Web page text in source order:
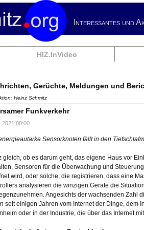
Interessantes und
HIZ.InVideo
Gerüchte, Meldungen und
Heinz Schmitz
Funkverkehr
00:00
Sensorknoten fällt in den
gleich, ob es darum geht, das eigene Haus vor
Sensoren für die Überwachung und
wird, oder solche, die registrieren, dass eine
analysieren die winzigen Geräte die
Angesichts der wachsenden Zahl
seit einigen Jahren vom Internet der Dinge, dem
oder in der Industrie, die über das Internet